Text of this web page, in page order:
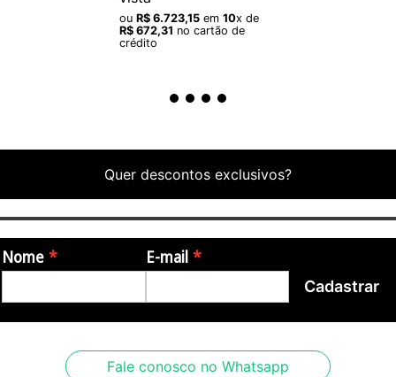
ou R$ 6.723,15 em 10x de
R$ 672,31 no cartão de
crédito
Quer descontos exclusivos?
Nome E-mail
Cadastrar
Fale conosco no Whatsapp